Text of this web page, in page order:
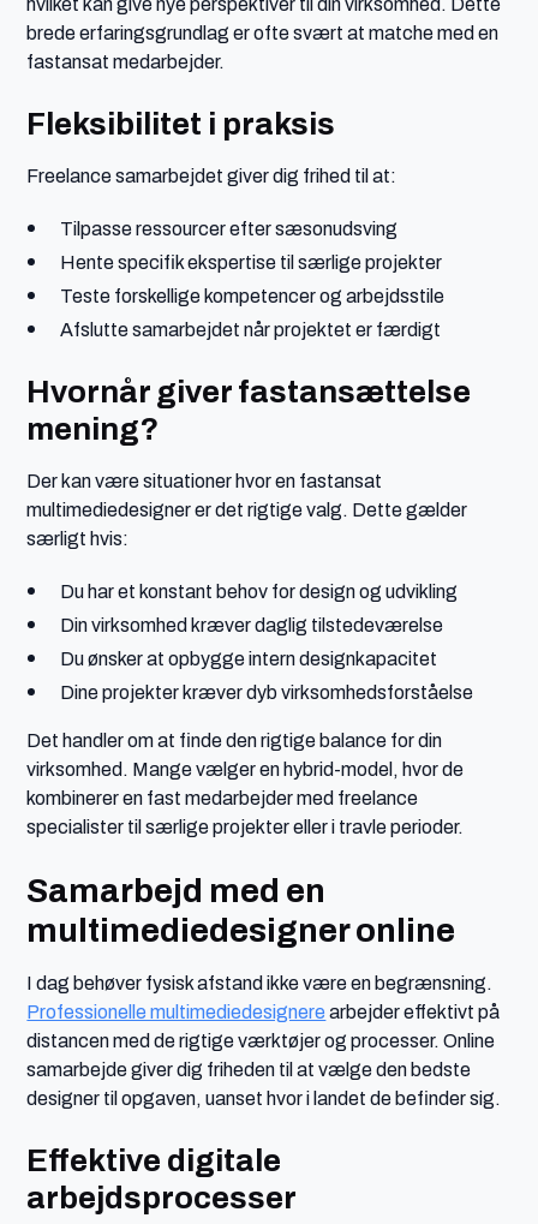
brede erfaringsgrundlag er ofte svært at matche med en
fastansat medarbejder.
Fleksibilitet i praksis
Freelance samarbejdet giver dig frihed til at:
Tilpasse ressourcer efter sæsonudsving
Hente specifik ekspertise til særlige projekter
Teste forskellige kompetencer og arbejdsstile
Afslutte samarbejdet når projektet er færdigt
Hvornår giver fastansættelse
mening?
Der kan være situationer hvor en fastansat
multimediedesigner er det rigtige valg. Dette gælder
særligt hvis:
Du har et konstant behov for design og udvikling
Din virksomhed kræver daglig tilstedeværelse
Du ønsker at opbygge intern designkapacitet
Dine projekter kræver dyb virksomhedsforståelse
Det handler om at finde den rigtige balance for din
virksomhed. Mange vælger en hybrid-model, hvor de
kombinerer en fast medarbejder med freelance
specialister til særlige projekter eller i travle perioder.
Samarbejd med en
multimediedesigner online
I dag behøver fysisk afstand ikke være en begrænsning.
Professionelle multimediedesignerearbejder effektivt på
distancen med de rigtige værktøjer og processer. Online
samarbejde giver dig friheden til at vælge den bedste
designer til opgaven, uanset hvor i landet de befinder sig.
Effektive digitale
arbejdsprocesser